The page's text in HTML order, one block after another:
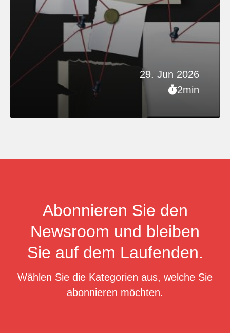
29. Jun 2026
2min
Abonnieren Sie den
Newsroom und bleiben
Sie auf dem Laufenden.
Wählen Sie die Kategorien aus, welche Sie
abonnieren möchten.